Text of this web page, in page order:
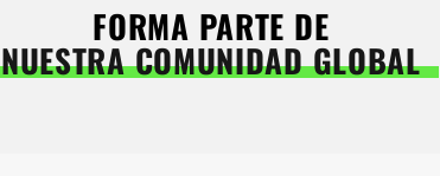
FORMA PARTE DE
NUESTRA COMUNIDAD GLOBAL